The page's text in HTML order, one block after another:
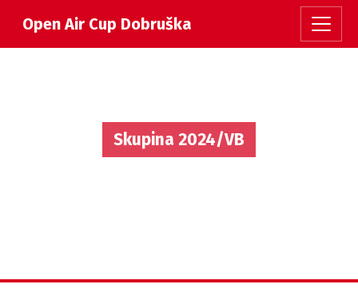
Open Air Cup Dobruška
Skupina 2024/VB